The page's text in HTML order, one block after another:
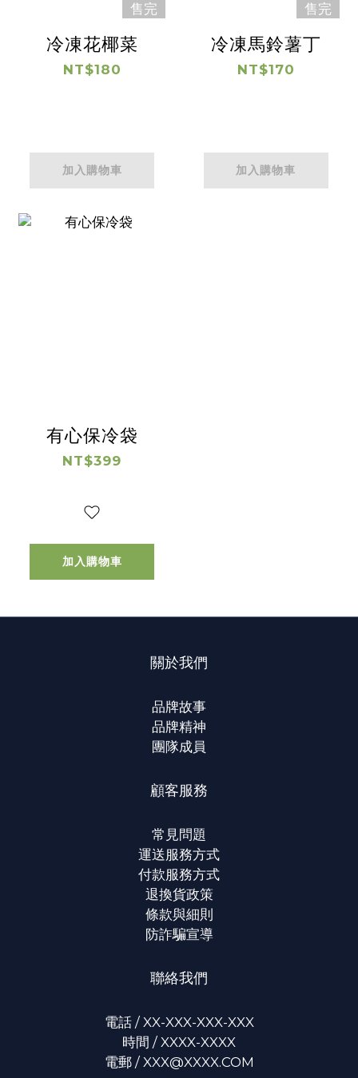
售完
冷凍花椰菜
NT$180
加入購物車
售完
冷凍馬鈴薯丁
NT$170
加入購物車
有心保冷袋
NT$399
加入購物車
關於我們
品牌故事
品牌精神
團隊成員
顧客服務
常見問題
運送服務方式
付款服務方式
退換貨政策
條款與細則
防詐騙宣導
聯絡我們
電話 / XX-XXX-XXX-XXX
時間 / XXXX-XXXX
電郵 / XXX@XXXX.COM